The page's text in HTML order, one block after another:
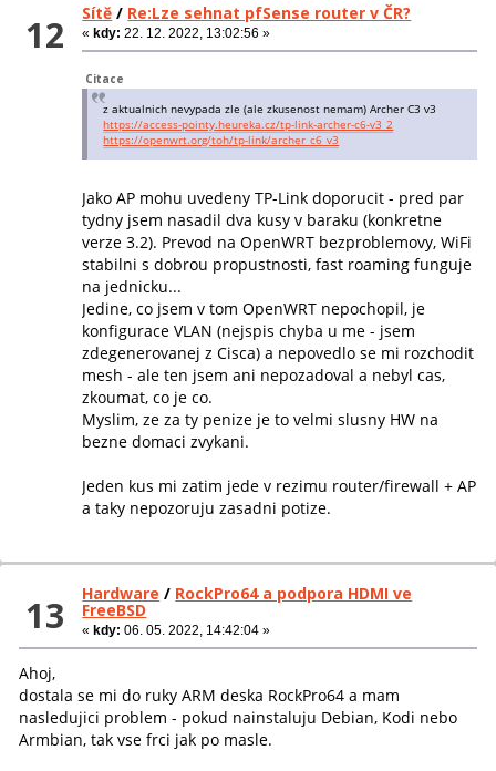
12 Sítě / Re:Lze sehnat pfSense router v ČR?
«kdy: 22. 12. 2022, 13:02:56 »
Citace
z aktualnich nevypada zle (ale zkusenost nemam) Archer C3 v3
https://access-pointy.heureka.cz/tp-link-archer-c6-v3_2
https://openwrt.org/toh/tp-link/archer_c6_v3
Jako AP mohu uvedeny TP-Link doporucit - pred par
tydny jsem nasadil dva kusy v baraku (konkretne
verze 3.2). Prevod na OpenWRT bezproblemovy, WiFi
stabilni s dobrou propustnosti, fast roaming funguje
na jednicku...
Jedine, co jsem v tom OpenWRT nepochopil, je
konfigurace VLAN (nejspis chyba u me - jsem
zdegenerovanej z Cisca) a nepovedlo se mi rozchodit
mesh - ale ten jsem ani nepozadoval a nebyl cas,
zkoumat, co je co.
Myslim, ze za ty penize je to velmi slusny HW na
bezne domaci zvykani.
Jeden kus mi zatim jede v rezimu router/firewall + AP
a taky nepozoruju zasadni potize.
13 Hardware / RockPro64 a podpora HDMI ve
FreeBSD
« kdy: 06. 05. 2022, 14:42:04 »
Ahoj,
dostala se mi do ruky ARM deska RockPro64 a mam
nasledujici problem - pokud nainstaluju Debian, Kodi nebo
Armbian, tak vse frci jak po masle.